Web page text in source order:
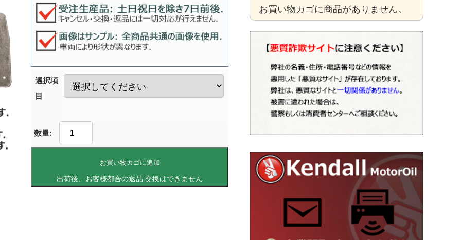
選択項
目
お買い物カゴに追加
お買い物カゴに商品がありません。